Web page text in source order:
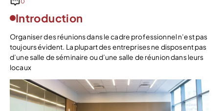
Introduction
Organiser des réunions dans le cadre professionnel n’est pas
toujours évident. La plupart des entreprises ne disposent pas
d’une salle de séminaire ou d’une salle de réunion dans leurs
locaux